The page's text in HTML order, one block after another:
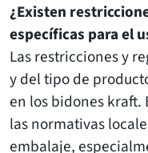
¿Existen
específicas para el
Las restricciones y
y del tipo de
en los bidones
las normativas
embalaje,